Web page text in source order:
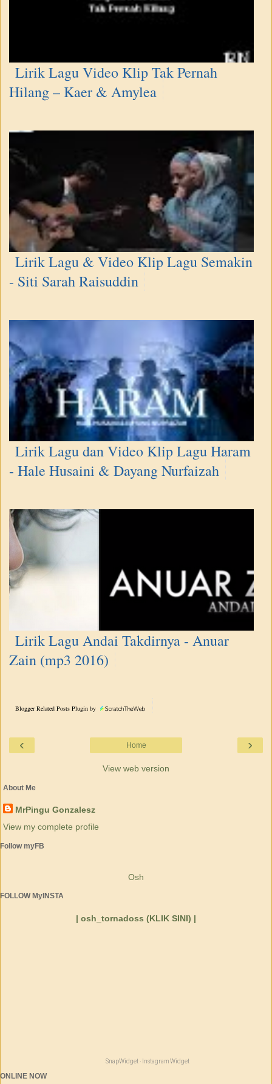
Lirik Lagu Video Klip Tak Pernah
Hilang – Kaer & Amylea
Lirik Lagu & Video Klip Lagu Semakin
- Siti Sarah Raisuddin
Lirik Lagu dan Video Klip Lagu Haram
- Hale Husaini & Dayang Nurfaizah
Lirik Lagu Andai Takdirnya - Anuar
Zain (mp3 2016)
Blogger Related Posts Plugin by
‹ ›
Home
View web version
About Me
MrPingu Gonzalesz
View my complete profile
Follow myFB
Osh
FOLLOW MyINSTA
| osh_tornadoss (KLIK SINI) |
SnapWidget · Instagram Widget
ONLINE NOW